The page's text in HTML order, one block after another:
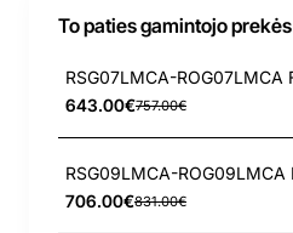
To paties gamintojo prekės
643.00€757.00€
706.00€831.00€